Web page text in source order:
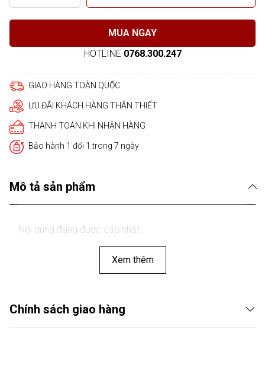
MUA NGAY
HOTLINE 0768.300.247
GIAO HÀNG TOÀN QUỐC
ƯU ĐÃI KHÁCH HÀNG THÂN THIẾT
THANH TOÁN KHI NHẬN HÀNG
Bảo hành 1 đổi 1 trong 7 ngày
Mô tả sản phẩm
Nội dung đang được cập nhật
Xem thêm
Chính sách giao hàng